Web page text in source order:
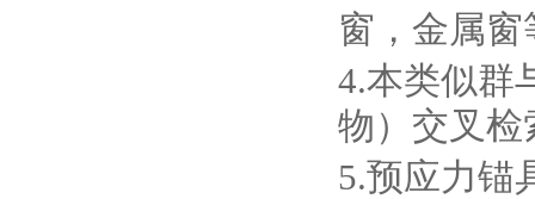
窗，金属
4.本类似群
物）交叉检
5.预应力锚